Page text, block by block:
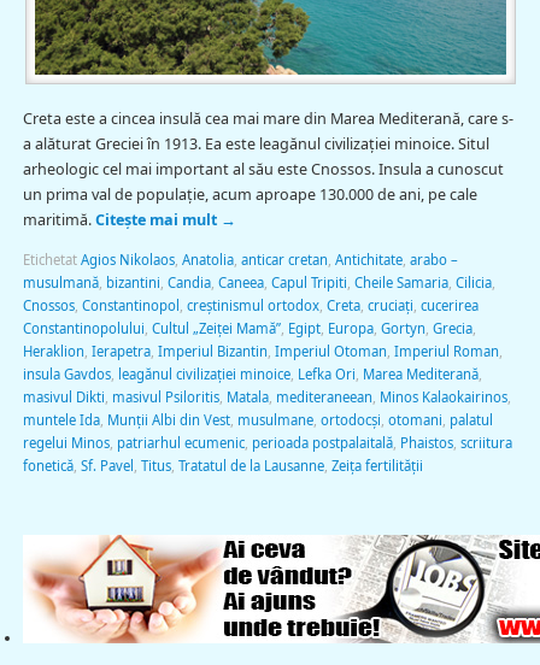
Creta este a cincea insulă cea mai mare din Marea Mediterană, care s-
a alăturat Greciei în 1913. Ea este leagănul civilizaţiei minoice. Situl
arheologic cel mai important al său este Cnossos. Insula a cunoscut
un prima val de populaţie, acum aproape 130.000 de ani, pe cale
maritimă.Citește mai mult →
Etichetat Agios Nikolaos, Anatolia, anticar cretan Antichitate, arabo –
musulmană, bizantini Candia, Caneea, Capul Tripiti Cheile Samaria, Cilicia,
Cnossos, Constantinopol creştinismul ortodox, Creta, cruciaţi cucerirea
Constantinopolului Cultul „Zeiţei Mamă”, Egipt, Europa, Gortyn Grecia,
Heraklion Ierapetra, Imperiul Bizantin Imperiul Otoman Imperiul Roman
insula Gavdos, leagănul civilizaţiei minoice, Lefka Ori Marea Mediterană,
masivul Dikti masivul Psiloritis, Matala, mediteraneean Minos Kalaokairinos,
muntele Ida, Munţii Albi din Vest, musulmane, ortodocși otomani palatul
regelui Minos, patriarhul ecumenic, perioada postpalaitală, Phaistos, scriitura
fonetică, Sf. Pavel Titus, Tratatul de la Lausanne, Zeiţa fertilităţii